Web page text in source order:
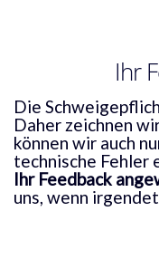
Ihr
Die
Daher zeichnen
können wir auch
technische Fehler
Ihr Feedback
uns, wenn